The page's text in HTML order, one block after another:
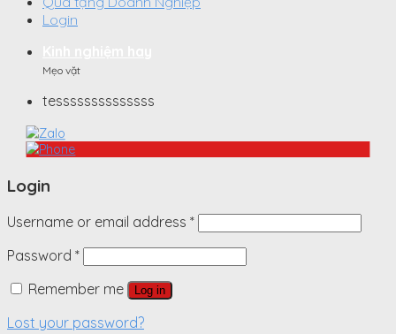
Login
Mẹo vặt
tessssssssssssss
Login
Username or email address *
Password *
Remember me
Log in
Lost your password?